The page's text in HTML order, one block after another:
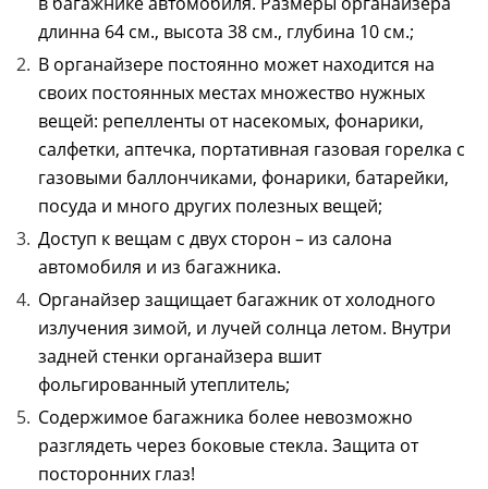
длинна 64 см., высота 38 см., глубина 10 см.;
В органайзере постоянно может находится на
своих постоянных местах множество нужных
вещей: репелленты от насекомых, фонарики,
салфетки, аптечка, портативная газовая горелка с
газовыми баллончиками, фонарики, батарейки,
посуда и много других полезных вещей;
Доступ к вещам с двух сторон – из салона
автомобиля и из багажника.
Органайзер защищает багажник от холодного
излучения зимой, и лучей солнца летом. Внутри
задней стенки органайзера вшит
фольгированный утеплитель;
Содержимое багажника более невозможно
разглядеть через боковые стекла. Защита от
посторонних глаз!